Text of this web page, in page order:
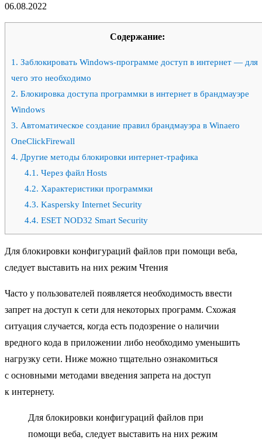
06.08.2022
Содержание:
1. Заблокировать Windows-программе доступ в интернет — для
чего это необходимо
2. Блокировка доступа программки в интернет в брандмауэре
Windows
3. Автоматическое создание правил брандмауэра в Winaero
OneClickFirewall
4. Другие методы блокировки интернет-трафика
4.1. Через файл Hosts
4.2. Характеристики программки
4.3. Kaspersky Internet Security
4.4. ESET NOD32 Smart Security
Для блокировки конфигураций файлов при помощи веба,
следует выставить на них режим Чтения
Часто у пользователей появляется необходимость ввести
запрет на доступ к сети для некоторых программ. Схожая
ситуация случается, когда есть подозрение о наличии
вредного кода в приложении либо необходимо уменьшить
нагрузку сети. Ниже можно тщательно ознакомиться
с основными методами введения запрета на доступ
к интернету.
Для блокировки конфигураций файлов при
помощи веба, следует выставить на них режим